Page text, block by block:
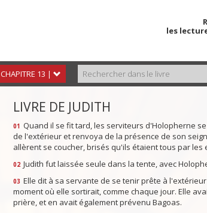
les
CHAPITRE 13 |
LIVRE DE JUDITH
01
Quand il se fit tard, les serviteurs d'Holopherne
de l'extérieur et renvoya de la présence de son
allèrent se coucher, brisés qu'ils étaient tous par les
02 Judith fut laissée seule dans la tente, avec
03 Elle dit à sa servante de se tenir prête à
moment où elle sortirait, comme chaque jour. Elle
prière, et en avait également prévenu Bagoas.